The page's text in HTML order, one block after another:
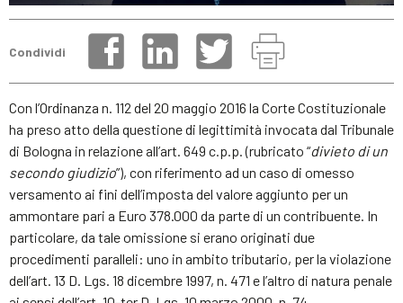
Condividi
Con l’Ordinanza n. 112 del 20 maggio 2016 la Corte Costituzionale
ha preso atto della questione di legittimità invocata dal Tribunale
di Bologna in relazione all’art. 649 c.p.p. (rubricato “divieto di un
secondo giudizio”), con riferimento ad un caso di omesso
versamento ai fini dell’imposta del valore aggiunto per un
ammontare pari a Euro 378.000 da parte di un contribuente. In
particolare, da tale omissione si erano originati due
procedimenti paralleli: uno in ambito tributario, per la violazione
dell’art. 13 D. Lgs. 18 dicembre 1997, n. 471 e l’altro di natura penale